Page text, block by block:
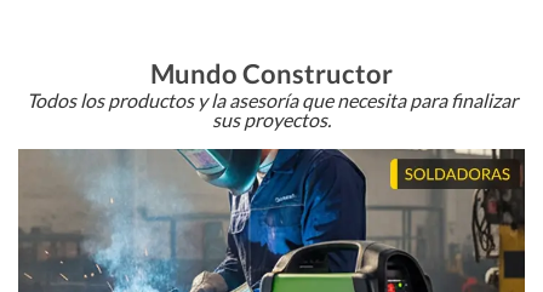
Mundo Constructor
Todos los productos y la asesoría que necesita para finalizar
sus proyectos.